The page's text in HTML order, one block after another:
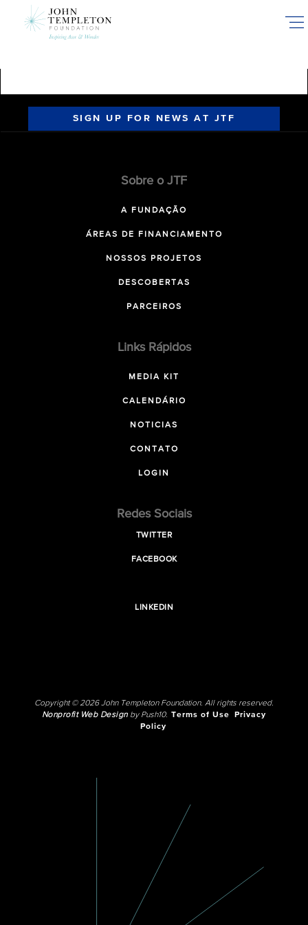
SIGN UP FOR NEWS AT JTF
Sobre o JTF
A FUNDAÇÃO
ÁREAS DE FINANCIAMENTO
NOSSOS PROJETOS
DESCOBERTAS
PARCEIROS
Links Rápidos
MEDIA KIT
CALENDÁRIO
NOTICIAS
CONTATO
LOGIN
Redes Sociais
TWITTER
FACEBOOK
LINKEDIN
Copyright © 2026 John Templeton Foundation. All rights reserved.
Nonprofit Web Designby Push10. Terms of Use
Privacy
Policy